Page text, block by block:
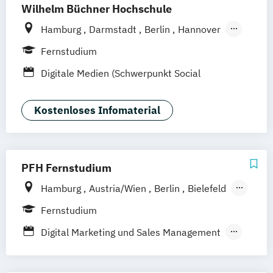
Wilhelm Büchner Hochschule
Hamburg Darmstadt Berlin
Hannover
Bonn
Nürnberg
Zürich Rostock Dortmund
Fernstudium
Digitale Medien (Schwerpunkt Social
Kostenloses Infomaterial
PFH Fernstudium
Hamburg Austria/Wien Berlin
Bielefeld
Bremen
Göttingen Hannover
Kaiserslautern/Kusel Kiel Leipzig
Fernstudium
Digital Marketing und Sales Management